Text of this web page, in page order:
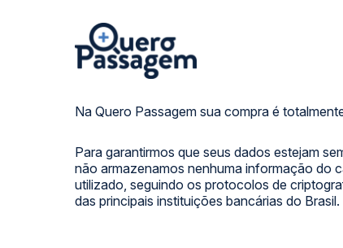
Na Quero Passagem sua compra é
Para garantirmos que seus dados estejam
não armazenamos nenhuma informação do
utilizado, seguindo os protocolos de
das principais instituições bancárias do Brasil.